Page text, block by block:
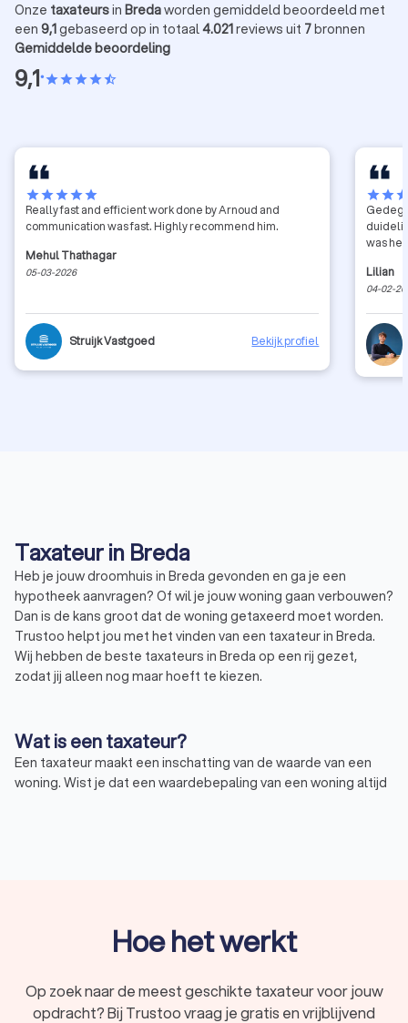
Onze taxateursin Bredaworden gemiddeld beoordeeld met
een 9,1gebaseerd op in totaal4.021reviews uit 7bronnen
Gemiddelde beoordeling
9,1•starstarstarstarstar_half
starstarstarstarstar
Really fast and efficient work done by Arnoud and
communication was fast. Highly recommend him.
Mehul Thathagar
05-03-2026
Struijk Vastgoed Bekijk profiel
starstar
was
Lilian
04-02-
Taxateur in Breda
Heb je jouw droomhuis in Breda gevonden en ga je een
hypotheek aanvragen? Of wil je jouw woning gaan verbouwen?
Dan is de kans groot dat de woning getaxeerd moet worden.
Trustoo helpt jou met het vinden van een taxateur in Breda.
Wij hebben de beste taxateurs in Breda op een rij gezet,
zodat jij alleen nog maar hoeft te kiezen.
Wat is een taxateur?
Een taxateur maakt een inschatting van de waarde van een
woning. Wist je dat een waardebepaling van een woning altijd
Als je bijvoorbeeld een hypotheek aanvraagt voor de koop van
een huis in Breda, dan zal de bank altijd om een taxatierapport
de lening wel of niet kan afsluiten. In deze gevallen kan het
ook noodzakelijk zijn om een taxatierapport te laten
Hoe het werkt
Op zoek naar de meest geschikte taxateur voor jouw
opdracht? Bij Trustoo vraag je gratis en vrijblijvend